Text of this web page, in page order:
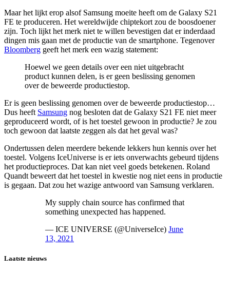
Maar het lijkt erop alsof Samsung moeite heeft om de Galaxy S21
FE te produceren. Het wereldwijde chiptekort zou de boosdoener
zijn. Toch lijkt het merk niet te willen bevestigen dat er inderdaad
dingen mis gaan met de productie van de smartphone. Tegenover
Bloomberg geeft het merk een wazig statement:
Hoewel we geen details over een niet uitgebracht
product kunnen delen, is er geen beslissing genomen
over de beweerde productiestop.
Er is geen beslissing genomen over de beweerde productiestop…
Dus heeft Samsung nog besloten dat de Galaxy S21 FE niet meer
geproduceerd wordt, of is het toestel gewoon in productie? Je zou
toch gewoon dat laatste zeggen als dat het geval was?
Ondertussen delen meerdere bekende lekkers hun kennis over het
toestel. Volgens IceUniverse is er iets onverwachts gebeurd tijdens
het productieproces. Dat kan niet veel goeds betekenen. Roland
Quandt beweert dat het toestel in kwestie nog niet eens in productie
is gegaan. Dat zou het wazige antwoord van Samsung verklaren.
My supply chain source has confirmed that
something unexpected has happened.
— ICE UNIVERSE (@UniverseIce) June
13, 2021
Laatste nieuws